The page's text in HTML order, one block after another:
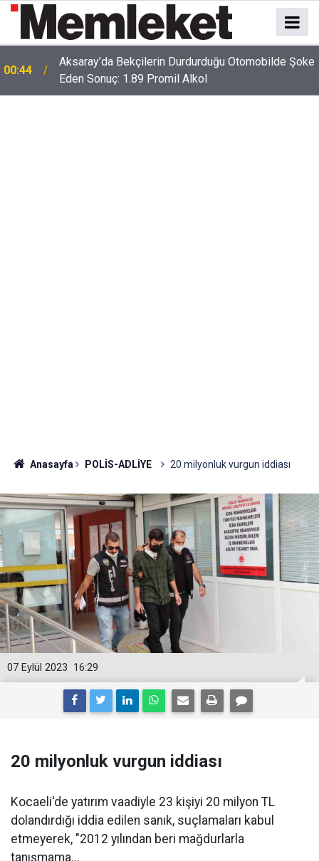
00:41 Polatlı-Haymana-Konya hattı bölünmüş yol oluyor
Anasayfa POLİS-ADLİYE 20 milyonluk vurgun iddiası
16:29
07 Eylül 2023
20 milyonluk vurgun iddiası
Kocaeli'de yatırım vaadiyle 23 kişiyi 20 milyon TL
dolandırdığı iddia edilen sanık, suçlamaları kabul
etmeyerek, "2012 yılından beri mağdurlarla
tanışmama...